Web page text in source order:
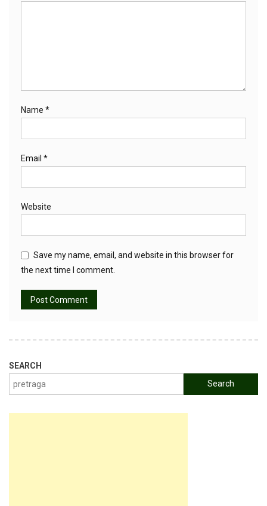
Name *
Email *
Website
Save my name, email, and website in this browser for
the next time I comment.
SEARCH
Search